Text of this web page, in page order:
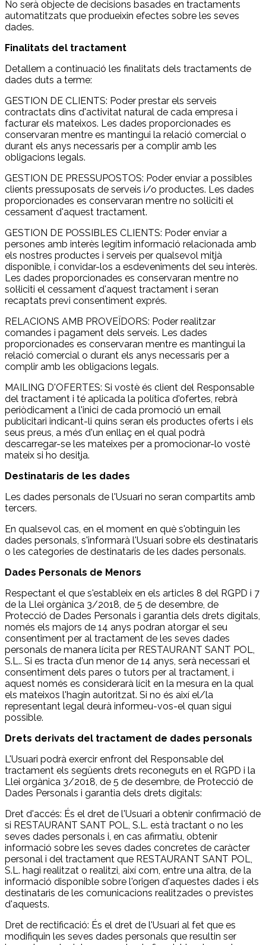
No serà objecte de decisions basades en tractaments
automatitzats que produeixin efectes sobre les seves
dades.
Finalitats del tractament
Detallem a continuació les finalitats dels tractaments de
dades duts a terme:
GESTION DE CLIENTS: Poder prestar els serveis
contractats dins d'activitat natural de cada empresa i
facturar els mateixos. Les dades proporcionades es
conservaran mentre es mantingui la relació comercial o
durant els anys necessaris per a complir amb les
obligacions legals.
GESTION DE PRESSUPOSTOS: Poder enviar a possibles
clients pressuposats de serveis i/o productes. Les dades
proporcionades es conservaran mentre no sol·liciti el
cessament d'aquest tractament.
GESTION DE POSSIBLES CLIENTS: Poder enviar a
persones amb interès legítim informació relacionada amb
els nostres productes i serveis per qualsevol mitjà
disponible, i convidar-los a esdeveniments del seu interès.
Les dades proporcionades es conservaran mentre no
sol·liciti el cessament d'aquest tractament i seran
recaptats previ consentiment exprés.
RELACIONS AMB PROVEÏDORS: Poder realitzar
comandes i pagament dels serveis. Les dades
proporcionades es conservaran mentre es mantingui la
relació comercial o durant els anys necessaris per a
complir amb les obligacions legals.
MAILING D'OFERTES: Si vostè és client del Responsable
del tractament i té aplicada la política d'ofertes, rebrà
periòdicament a l'inici de cada promoció un email
publicitari indicant-li quins seran els productes oferts i els
seus preus, a més d'un enllaç en el qual podrà
descarregar-se les mateixes per a promocionar-lo vostè
mateix si ho desitja.
Destinataris de les dades
Les dades personals de l'Usuari no seran compartits amb
tercers.
En qualsevol cas, en el moment en què s'obtinguin les
dades personals, s'informarà l'Usuari sobre els destinataris
o les categories de destinataris de les dades personals.
Dades Personals de Menors
Respectant el que s'estableix en els articles 8 del RGPD i 7
de la Llei orgànica 3/2018, de 5 de desembre, de
Protecció de Dades Personals i garantia dels drets digitals,
només els majors de 14 anys podran atorgar el seu
consentiment per al tractament de les seves dades
personals de manera lícita per RESTAURANT SANT POL,
S.L.. Si es tracta d'un menor de 14 anys, serà necessari el
consentiment dels pares o tutors per al tractament, i
aquest només es considerarà lícit en la mesura en la qual
els mateixos l'hagin autoritzat. Si no és així el/la
representant legal deurà informeu-vos-el quan sigui
possible.
Drets derivats del tractament de dades personals
L'Usuari podrà exercir enfront del Responsable del
tractament els següents drets reconeguts en el RGPD i la
Llei orgànica 3/2018, de 5 de desembre, de Protecció de
Dades Personals i garantia dels drets digitals:
Dret d'accés: És el dret de l'Usuari a obtenir confirmació de
si RESTAURANT SANT POL, S.L. està tractant o no les
seves dades personals i, en cas afirmatiu, obtenir
informació sobre les seves dades concretes de caràcter
personal i del tractament que RESTAURANT SANT POL,
S.L. hagi realitzat o realitzi, així com, entre una altra, de la
informació disponible sobre l'origen d'aquestes dades i els
destinataris de les comunicacions realitzades o previstes
d'aquests.
Dret de rectificació: És el dret de l'Usuari al fet que es
modifiquin les seves dades personals que resultin ser